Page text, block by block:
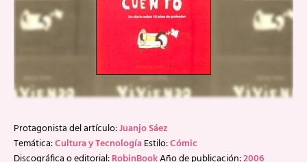
Protagonista del artículo:Juanjo Sáez
Temática:Cultura y TecnologíaEstilo:Cómic